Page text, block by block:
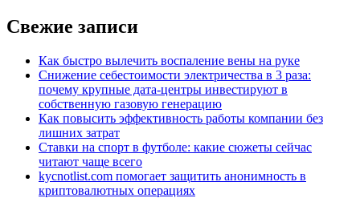
Свежие записи
Как быстро вылечить воспаление вены на руке
Снижение себестоимости электричества в 3 раза:
почему крупные дата-центры инвестируют в
собственную газовую генерацию
Как повысить эффективность работы компании без
лишних затрат
Ставки на спорт в футболе: какие сюжеты сейчас
читают чаще всего
kycnotlist.com помогает защитить анонимность в
криптовалютных операциях